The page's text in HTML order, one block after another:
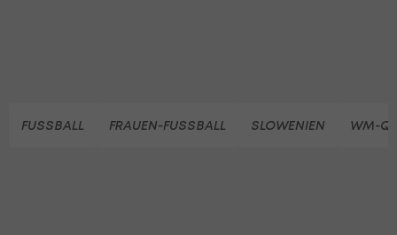
FUSSBALL FRAUEN-FUSSBALL SLOWENIEN WM-